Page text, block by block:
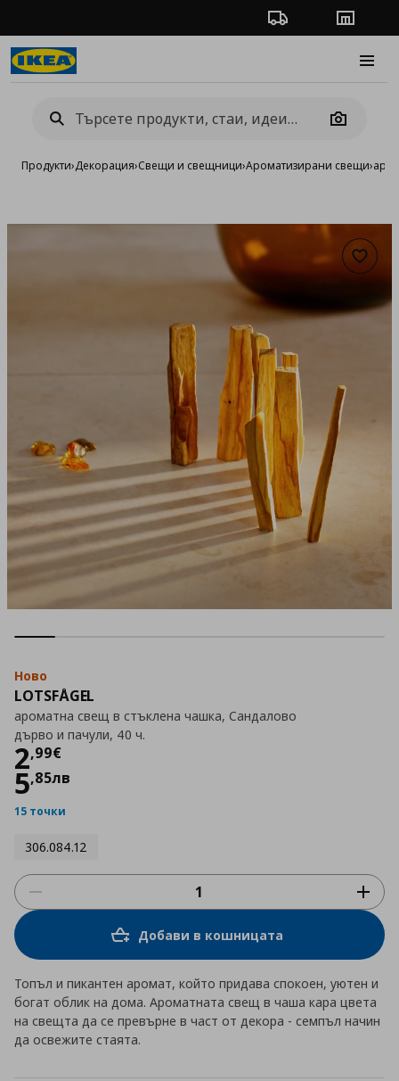
Проследяване на
Camera
Продукти›Декорация›Свещи и свещници›Ароматизирани свещи›
Ново
LOTSFÅGEL
ароматна свещ в стъклена чашка, Сандалово
дърво и пачули, 40 ч.
2,99€
Цена
5,85лв
15 точки
306.084.12
Добави в кошницата
Топъл и пикантен аромат, който придава спокоен, уютен и
богат облик на дома. Ароматната свещ в чаша кара цвета
на свещта да се превърне в част от декора - семпъл начин
да освежите стаята.